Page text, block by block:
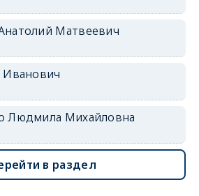
Матвеевич
Иванович
Людмила Михайловна
в раздел